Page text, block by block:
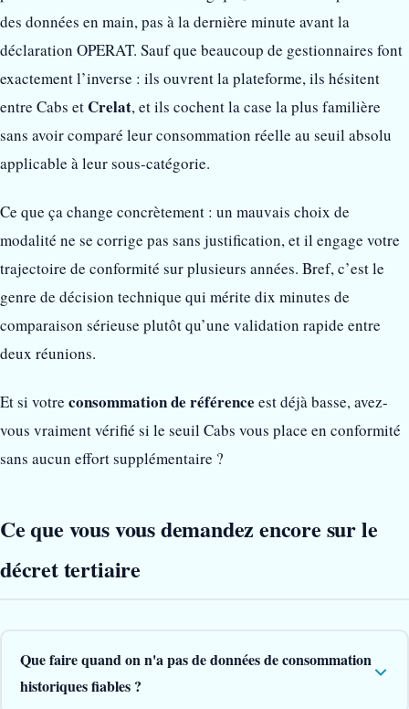
des données en main, pas à la dernière minute avant la
déclaration OPERAT. Sauf que beaucoup de gestionnaires font
exactement l’inverse : ils ouvrent la plateforme, ils hésitent
entre Cabs et Crelat, et ils cochent la case la plus familière
sans avoir comparé leur consommation réelle au seuil absolu
applicable à leur sous-catégorie.
Ce que ça change concrètement : un mauvais choix de
modalité ne se corrige pas sans justification, et il engage votre
trajectoire de conformité sur plusieurs années. Bref, c’est le
genre de décision technique qui mérite dix minutes de
comparaison sérieuse plutôt qu’une validation rapide entre
deux réunions.
Et si votre consommation de référence est déjà basse, avez-
vous vraiment vérifié si le seuil Cabs vous place en conformité
sans aucun effort supplémentaire ?
Ce que vous vous demandez encore sur le
décret tertiaire
Que faire quand on n'a pas de données de consommation
historiques fiables ?